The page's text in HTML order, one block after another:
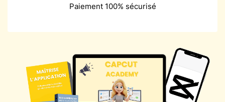
Paiement 100% sécurisé